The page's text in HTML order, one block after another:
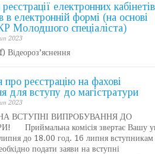
реєстрації електронних
в електронній формі (на основі
Молодшого спеціаліста)
2023
Відеороз’яснення
реєстрацію на фахові
для вступу до магістратури
2023
ВСТУПНІ ВИПРОБУВАННЯ ДО
Приймальна комісія звертає Вашу
до 18.00 год. 16 липня вступникам
подати заяви на вступні